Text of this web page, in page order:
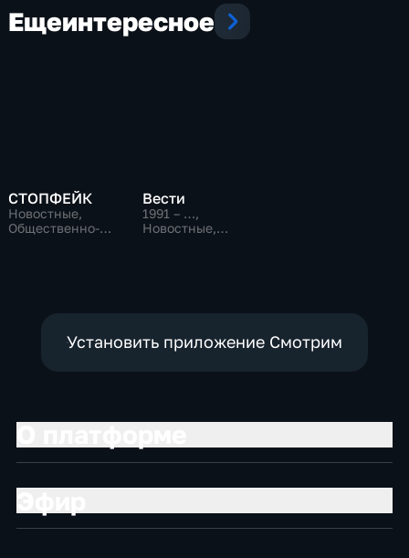
Ещеинтересное
СТОПФЕЙК
Новостные,
Общественно-
Вести
1991 – …,
Новостные,
Установить приложение Смотрим